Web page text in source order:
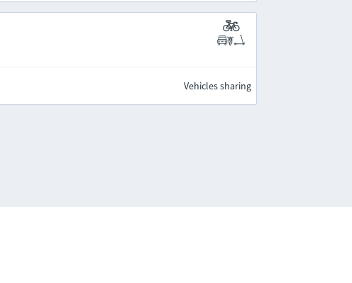
Vehicles sharing